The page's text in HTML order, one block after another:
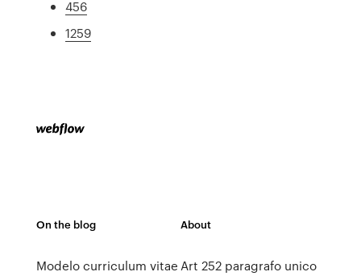
456
1259
On the blog
Modelo curriculum vitae
About
Art 252 paragrafo unico